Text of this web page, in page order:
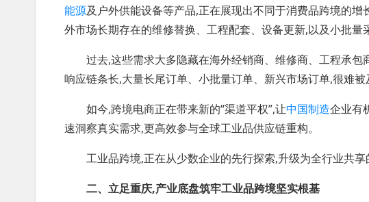
能源及户外供能设备等产品,正在展现出不同于消费品跨境的增
外市场长期存在的维修替换、工程配套、设备更新,以及小批量
过去,这些需求大多隐藏在海外经销商、维修商、工程承包
响应链条长,大量长尾订单、小批量订单、新兴市场订单,很难被
如今,跨境电商正在带来新的“渠道平权”,让中国制造企业有
速洞察真实需求,更高效参与全球工业品供应链重构。
工业品跨境,正在从少数企业的先行探索,升级为全行业共享
二、立足重庆,产业底盘筑牢工业品跨境坚实根基